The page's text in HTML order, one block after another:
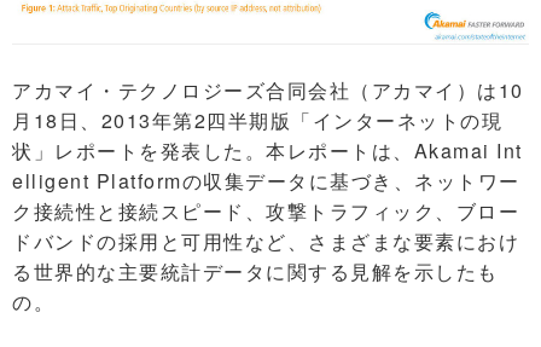
アカマイ・テクノロジーズ合同会社（アカマイ）は10
月18日、2013年第2四半期版「インターネットの現
状」レポートを発表した。本レポートは、Akamai Int
elligent Platformの収集データに基づき、ネットワー
ク接続性と接続スピード、攻撃トラフィック、ブロー
ドバンドの採用と可用性など、さまざまな要素におけ
る世界的な主要統計データに関する見解を示したも
の。